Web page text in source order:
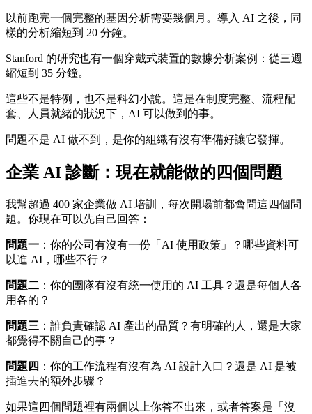
以前跑完一個完整的基因分析需要幾個月。導入 AI 之後，同
樣的分析縮短到 20 分鐘。
Stanford 的研究也有一個穿戴式裝置的數據分析案例：從三週
縮短到 35 分鐘。
這些不是特例，也不是科幻小說。這是在制度完整、流程配
套、人員就緒的狀況下，AI 可以做到的事。
問題不是 AI 做不到，是你的組織有沒有準備好讓它發揮。
企業 AI 診斷：現在就能做的四個問題
我幫超過 400 家企業做 AI 培訓，每次開場前都會問這四個問
題。你現在可以先自己回答：
問題一 ：你的公司有沒有一份「AI 使用政策」？哪些資料可
以進 AI，哪些不行？
問題二 ：你的團隊有沒有統一使用的 AI 工具？還是每個人各
用各的？
問題三 ：誰負責確認 AI 產出的品質？有明確的人，還是大家
都覺得不關自己的事？
問題四 ：你的工作流程有沒有為 AI 設計入口？還是 AI 是被
插進去的額外步驟？
如果這四個問題裡有兩個以上你答不出來，或者答案是「沒